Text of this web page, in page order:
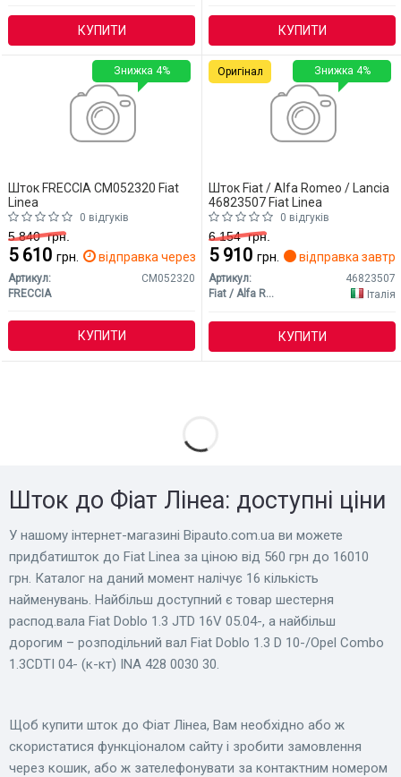
КУПИТИ КУПИТИ
Шток FRECCIA CM052320 Fiat
Linea
0 відгуків
5 840грн.
5 610 грн. відправка через 2 дн.
Артикул:
CM052320
FRECCIA
КУПИТИ
Знижка 4%
Шток Fiat / Alfa Romeo / Lancia
46823507 Fiat Linea
0 відгуків
6 154грн.
5 910 грн. відправка
Артикул:
46823507
Fiat / Alfa Romeo / Lancia
Італія
КУПИТИ
Знижка 4%
Оригінал
Шток до Фіат Лінеа: доступні ціни
У нашому інтернет-магазині Bіpauto.com.ua ви можете
придбатишток до Fiat Linea за ціною від 560 грн до 16010
грн. Каталог на даний момент налічує 16 кількість
найменувань. Найбільш доступний є товар шестерня
распод.вала Fiat Doblo 1.3 JTD 16V 05.04-, а найбільш
дорогим – розподільний вал Fiat Doblo 1.3 D 10-/Opel Combo
1.3CDTI 04- (к-кт) INA 428 0030 30.
Щоб купити шток до Фіат Лінеа, Вам необхідно або ж
скористатися функціоналом сайту і зробити замовлення
через кошик, або ж зателефонувати за контактним номером